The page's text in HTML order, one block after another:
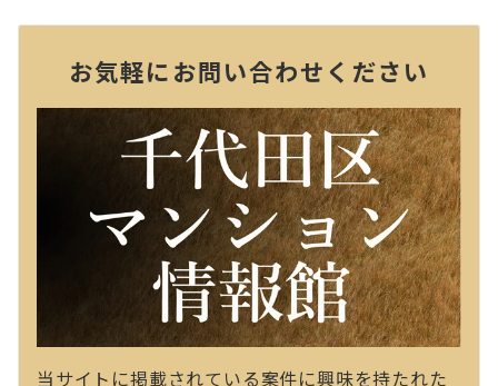
お気軽にお問い合わせください
当サイトに掲載されている案件に興味を持たれた